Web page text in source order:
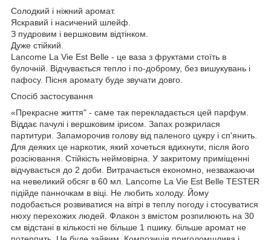
Солодкий і ніжний аромат.
Яскравий і насичений шлейф.
З пудровим і вершковим відтінком.
Дуже стійкий.
Lancome La Vie Est Belle - це ваза з фруктами стоїть в
булочній. Відчувається тепло і по-доброму, без вишукувань і
пафосу. Пісня аромату буде звучати довго.
Спосіб застосування
«Прекрасне життя" - саме так перекладається цей парфум.
Віддає пачулі і вершковим ірисом. Запах розкрилася
партитури. Запаморочив голову від паленого цукру і сп'янить.
Для деяких це наркотик, який хочеться вдихнути, після його
розсіювання. Стійкість неймовірна. У закритому приміщенні
відчувається до 2 доби. Витрачається економно, незважаючи
на невеликий обсяг в 60 мл. Lancome La Vie Est Belle TESTER
підійде панночкам в віці. Не любить холоду. Йому
подобається розвиватися на вітрі в теплу погоду і стосуватися
нюху перехожих людей. Флакон з вмістом розпилюють на 30
см відстані в кількості не більше 1 пшику. більше аромат не